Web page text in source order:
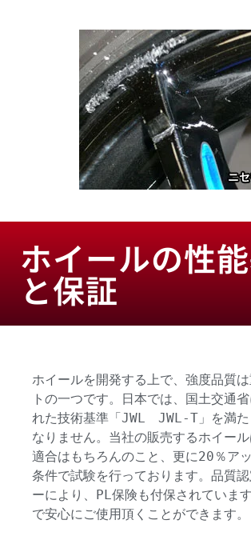
ホイールの性
と保証
ホイールを開発する上で、強度品質
トの一つです。日本では、国土交通
れた技術基準「JWL　JWL-T」を満
なりません。当社の販売するホイー
適合はもちろんのこと、更に20％ア
条件で試験を行っております。品質
ーにより、PL保険も付保されていま
で安心にご使用頂くことができます。